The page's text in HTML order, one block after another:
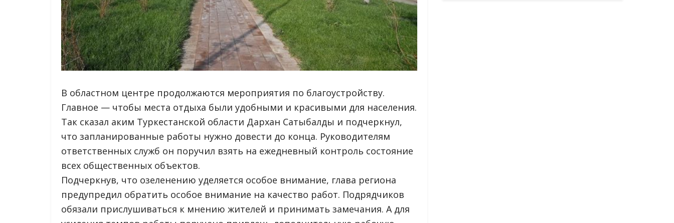
В областном центре продолжаются мероприятия по благоустройству.
Главное — чтобы места отдыха были удобными и красивыми для населения.
Так сказал аким Туркестанской области Дархан Сатыбалды и подчеркнул,
что запланированные работы нужно довести до конца. Руководителям
ответственных служб он поручил взять на ежедневный контроль состояние
всех общественных объектов.
Подчеркнув, что озеленению уделяется особое внимание, глава региона
предупредил обратить особое внимание на качество работ. Подрядчиков
обязали прислушиваться к мнению жителей и принимать замечания. А для